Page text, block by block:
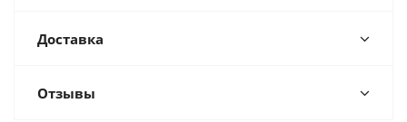
Доставка
Отзывы